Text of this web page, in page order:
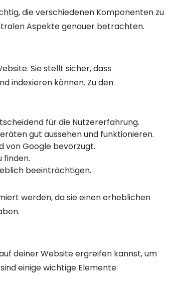
die verschiedenen Komponenten zu
Aspekte genauer betrachten.
Sie stellt sicher, dass
indexieren können. Zu den
für die Nutzererfahrung.
gut aussehen und funktionieren.
von Google bevorzugt.
finden.
beeinträchtigen.
werden, da sie einen erheblichen
deiner Website ergreifen kannst, um
einige wichtige Elemente: